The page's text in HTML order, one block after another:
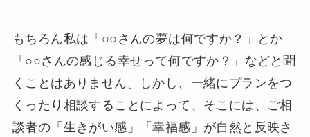
もちろん私は「○○さんの夢は何ですか？」とか
「○○さんの感じる幸せって何ですか？」などと聞
くことはありません。しかし、一緒にプランをつ
くったり相談することによって、そこには、ご相
談者の「生きがい感」「幸福感」が自然と反映さ